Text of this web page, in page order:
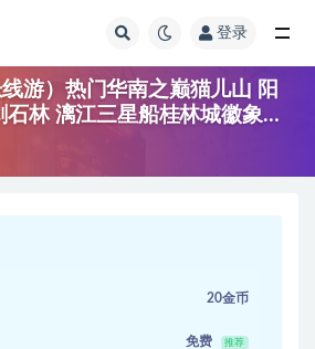
登录
游）热门华南之巅猫儿山 阳
林 漓江三星船桂林城徽象鼻
20金币
免费 推荐